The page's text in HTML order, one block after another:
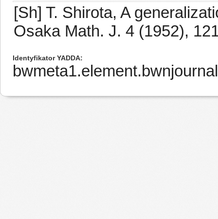
[Sh] T. Shirota, A
Osaka Math. J. 4 (1952),
Identyfikator YADDA